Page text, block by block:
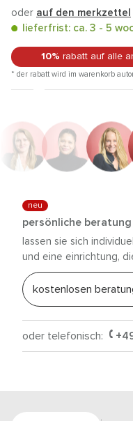
oder auf den merkzettel
lieferfrist: ca. 3 - 5
10% rabatt auf alle
* der rabatt wird im warenkorb
neu
persönliche
lassen sie sich
und eine einrichtung,
kostenlosen
oder telefonisch: